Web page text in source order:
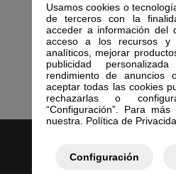
Usamos cookies o
de terceros con la
acceder a información del
acceso a los recursos y
analíticos, mejorar
publicidad
rendimiento de anuncios
aceptar todas las cookies
rechazarlas o
“Configuración”. Para
nuestra. Política de
Configuración